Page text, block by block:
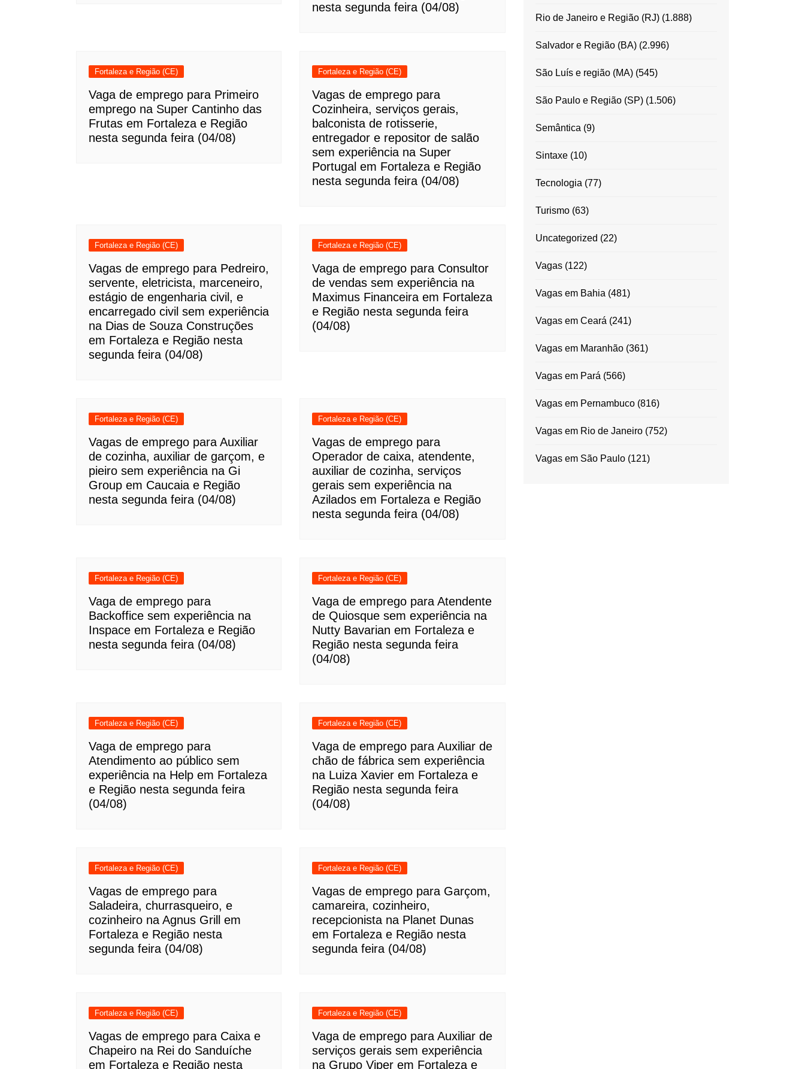
nesta segunda feira (04/08)
Fortaleza e Região (CE)
Vaga de emprego para Primeiro
emprego na Super Cantinho das
Frutas em Fortaleza e Região
nesta segunda feira (04/08)
Fortaleza e Região (CE)
Vagas de emprego para
Cozinheira, serviços gerais,
balconista de rotisserie,
entregador e repositor de salão
sem experiência na Super
Portugal em Fortaleza e Região
nesta segunda feira (04/08)
Fortaleza e Região (CE)
Vagas de emprego para Pedreiro,
servente, eletricista, marceneiro,
estágio de engenharia civil, e
encarregado civil sem experiência
na Dias de Souza Construções
em Fortaleza e Região nesta
segunda feira (04/08)
Fortaleza e Região (CE)
Vaga de emprego para Consultor
de vendas sem experiência na
Maximus Financeira em Fortaleza
e Região nesta segunda feira
(04/08)
Fortaleza e Região (CE)
Vagas de emprego para Auxiliar
de cozinha, auxiliar de garçom, e
pieiro sem experiência na Gi
Group em Caucaia e Região
nesta segunda feira (04/08)
Fortaleza e Região (CE)
Vagas de emprego para
Operador de caixa, atendente,
auxiliar de cozinha, serviços
gerais sem experiência na
Azilados em Fortaleza e Região
nesta segunda feira (04/08)
Fortaleza e Região (CE)
Vaga de emprego para
Backoffice sem experiência na
Inspace em Fortaleza e Região
nesta segunda feira (04/08)
Fortaleza e Região (CE)
Vaga de emprego para Atendente
de Quiosque sem experiência na
Nutty Bavarian em Fortaleza e
Região nesta segunda feira
(04/08)
Fortaleza e Região (CE)
Vaga de emprego para
Atendimento ao público sem
experiência na Help em Fortaleza
e Região nesta segunda feira
(04/08)
Fortaleza e Região (CE)
Vaga de emprego para Auxiliar de
chão de fábrica sem experiência
na Luiza Xavier em Fortaleza e
Região nesta segunda feira
(04/08)
Fortaleza e Região (CE)
Vagas de emprego para
Saladeira, churrasqueiro, e
cozinheiro na Agnus Grill em
Fortaleza e Região nesta
segunda feira (04/08)
Fortaleza e Região (CE)
Vagas de emprego para Garçom,
camareira, cozinheiro,
recepcionista na Planet Dunas
em Fortaleza e Região nesta
segunda feira (04/08)
Fortaleza e Região (CE)
Vagas de emprego para Caixa e
Chapeiro na Rei do Sanduíche
em Fortaleza e Região nesta
Fortaleza e Região (CE)
Vaga de emprego para Auxiliar de
serviços gerais sem experiência
na Grupo Viper em Fortaleza e
Rio de Janeiro e Região (RJ)(1.888)
Salvador e Região (BA)(2.996)
São Luís e região (MA)(545)
São Paulo e Região (SP)(1.506)
Semântica (9)
Sintaxe(10)
Tecnologia (77)
Turismo(63)
Uncategorized (22)
Vagas(122)
Vagas em Bahia (481)
Vagas em Ceará (241)
Vagas em Maranhão(361)
Vagas em Pará (566)
Vagas em Pernambuco(816)
Vagas em Rio de Janeiro(752)
Vagas em São Paulo(121)